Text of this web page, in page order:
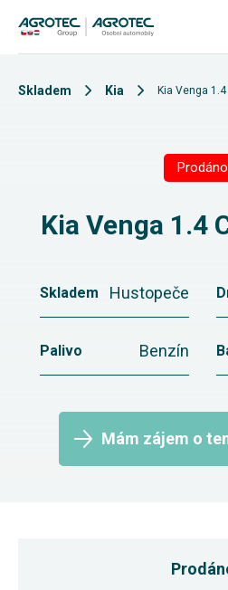
Skladem Kia Kia Venga
Prodáno
Kia Venga 1.4
Skladem Hustopeče
Palivo Benzín
Mám zájem o